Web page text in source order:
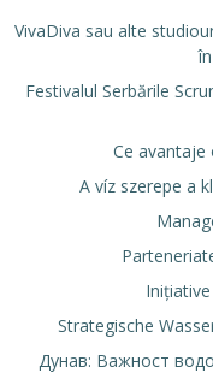
VivaDiva sau alte
Festivalul Serbările
Ce avantaje
A víz szerepe a
Strategische
Дунав: Важност